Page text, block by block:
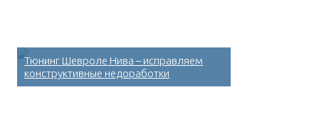
Тюнинг Шевроле Нива – исправляем
конструктивные недоработки